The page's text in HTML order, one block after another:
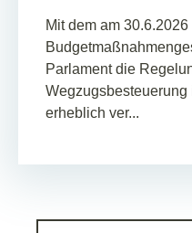
Mit dem am
Parlament die
erheblich ver...